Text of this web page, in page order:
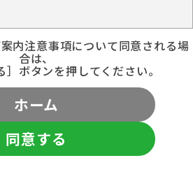
内注意事項について同意される場
合は、
ボタンを押してください。
ホーム
同意する